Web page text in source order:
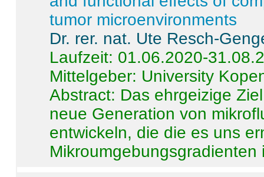
tumor microenvironments
Dr. rer. nat. Ute Resch-
Laufzeit: 01.06.2020-
Mittelgeber: University
Abstract: Das ehrgeizige
neue Generation von
entwickeln, die die es uns
Mikroumgebungsgradienten